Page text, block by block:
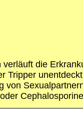
verläuft die
Tripper
von